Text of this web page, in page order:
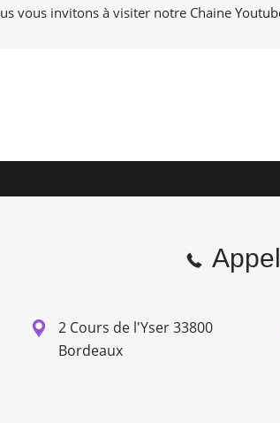
vous invitons à visiter notre Chaine
2 Cours de l'Yser 33800
Bordeaux